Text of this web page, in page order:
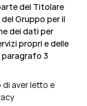
del Titolare
Gruppo per il
dei dati per
propri e delle
paragrafo 3
di aver letto e